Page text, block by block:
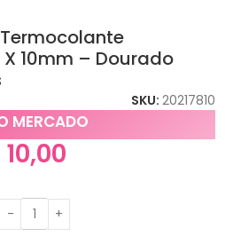
10mm – Dourado
SKU: 20217810
MERCADO
10,00